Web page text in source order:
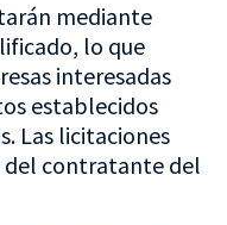
mediante
lo que
interesadas
establecidos
Las licitaciones
del contratante del